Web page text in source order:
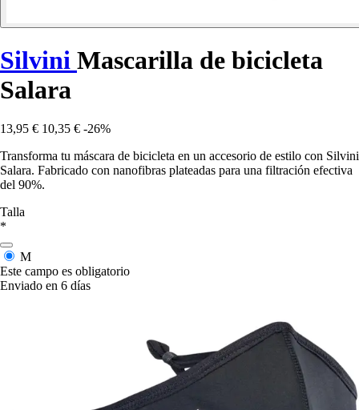
Silvini Mascarilla de bicicleta
Salara
13,95 € 10,35 € -26%
Transforma tu máscara de bicicleta en un accesorio de estilo con Silvini
Salara. Fabricado con nanofibras plateadas para una filtración efectiva
del 90%.
Talla
*
M
Este campo es obligatorio
Enviado en 6 días